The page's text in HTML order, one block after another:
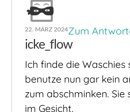
22. MÄRZ 2024Zum
icke_flow
Ich finde die Waschies
benutze nun gar kein
zum abschminken. Sie
im Gesicht.